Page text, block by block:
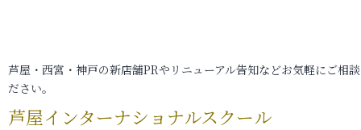
芦屋・西宮・神戸の新店舗PRやリニューアル告知などお気軽にご相
ださい。
芦屋インターナショナルスクール